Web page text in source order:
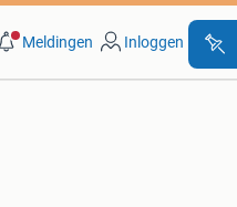
Meldingen Inloggen